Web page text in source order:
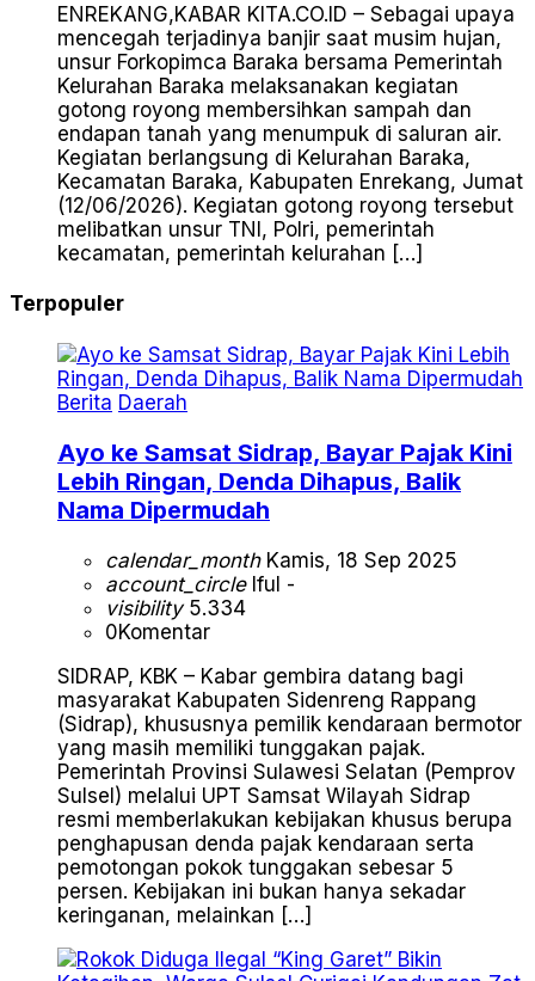
ENREKANG,KABAR KITA.CO.ID – Sebagai upaya
mencegah terjadinya banjir saat musim hujan,
unsur Forkopimca Baraka bersama Pemerintah
Kelurahan Baraka melaksanakan kegiatan
gotong royong membersihkan sampah dan
endapan tanah yang menumpuk di saluran air.
Kegiatan berlangsung di Kelurahan Baraka,
Kecamatan Baraka, Kabupaten Enrekang, Jumat
(12/06/2026). Kegiatan gotong royong tersebut
melibatkan unsur TNI, Polri, pemerintah
kecamatan, pemerintah kelurahan […]
Terpopuler
Berita Daerah
Ayo ke Samsat Sidrap, Bayar Pajak Kini
Lebih Ringan, Denda Dihapus, Balik
Nama Dipermudah
calendar_monthKamis, 18 Sep 2025
account_circleIful -
visibility5.334
0Komentar
SIDRAP, KBK – Kabar gembira datang bagi
masyarakat Kabupaten Sidenreng Rappang
(Sidrap), khususnya pemilik kendaraan bermotor
yang masih memiliki tunggakan pajak.
Pemerintah Provinsi Sulawesi Selatan (Pemprov
Sulsel) melalui UPT Samsat Wilayah Sidrap
resmi memberlakukan kebijakan khusus berupa
penghapusan denda pajak kendaraan serta
pemotongan pokok tunggakan sebesar 5
persen. Kebijakan ini bukan hanya sekadar
keringanan, melainkan […]